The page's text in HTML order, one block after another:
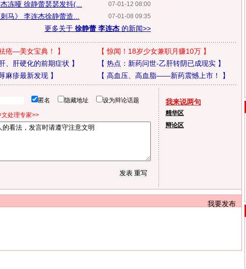
07-01-12 08:00
冻哑 徐静蕾瑟瑟发抖(...
07-01-08 09:35
马》 李连杰徐静蕾造...
更多关于 徐静蕾 李连杰 的新闻>>
疮—美女宝典！ 】 【惊闻！18岁少女兼职月赚10万】
、肝硬化的前期症状 】 【 热点：新药问世-乙肝转阴已成现实】
麻疹最新发现】 【 高血压、高血脂——新药震憾上市！ 】
匿名 隐藏地址 设为辩论话题
处理专家>>
我来说两句
精华区
辩论区
我要发布